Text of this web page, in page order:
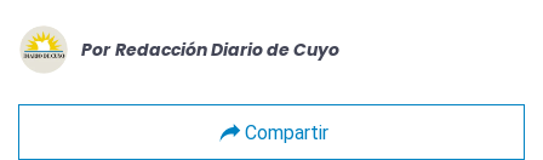
Por Redacción Diario de Cuyo
Compartir